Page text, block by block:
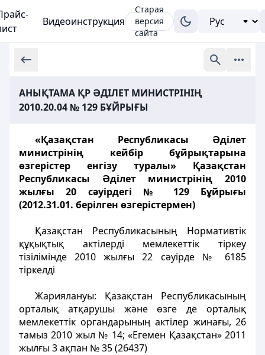
Видеоинструкция
Старая
версия
сайта
АНЫҚТАМА ҚР ӘДІЛЕТ МИНИСТРІНІҢ
2010.20.04 № 129 БҰЙРЫҒЫ
«Қазақстан Республикасы Әділет
министрінің кейбір бұйрықтарына
өзгерістер енгізу туралы» Қазақстан
Республикасы Әділет министрінің 2010
жылғы 20 сәуірдегі № 129 Бұйрығы
(2012.31.01. берілген өзгерістермен)
Қазақстан Республикасының Нормативтік
құқықтық актілерді мемлекеттік тіркеу
тізілімінде 2010 жылғы 22 сәуірде № 6185
тіркелді
Жариялануы: Қазақстан Республикасының
орталық атқарушы және өзге де орталық
мемлекеттік органдарының актілер жинағы, 26
тамыз 2010 жыл № 14; «Егемен Қазақстан» 2011
жылғы 3 ақпан № 35 (26437)